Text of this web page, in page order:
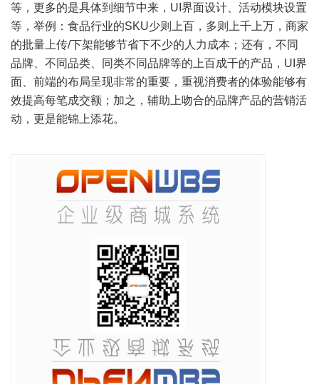
等，更多的是具体到细节中来， UI 界面设计、活动模块设置
等，举例：食品行业的SKU少则上百，多则上千上万，商家
的批量上传/下架能够节省下不少的人力成本；还有，不同
品牌、不同品类、同类不同品牌等的上百成千的产品， UI 界
面、前端的布局呈现非常的重要，重视消费者的体验能够有
效提高每笔成交额；加之，辅助上吻合的品牌产品的营销活
动，更是能锦上添花。